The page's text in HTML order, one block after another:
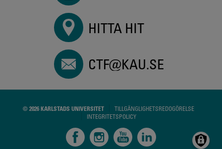
HITTA HIT
CTF@KAU.SE
© 2026 KARLSTADS UNIVERSITET
TILLGÄNGLIGHETSREDOGÖRELSE
INTEGRITETSPOLICY